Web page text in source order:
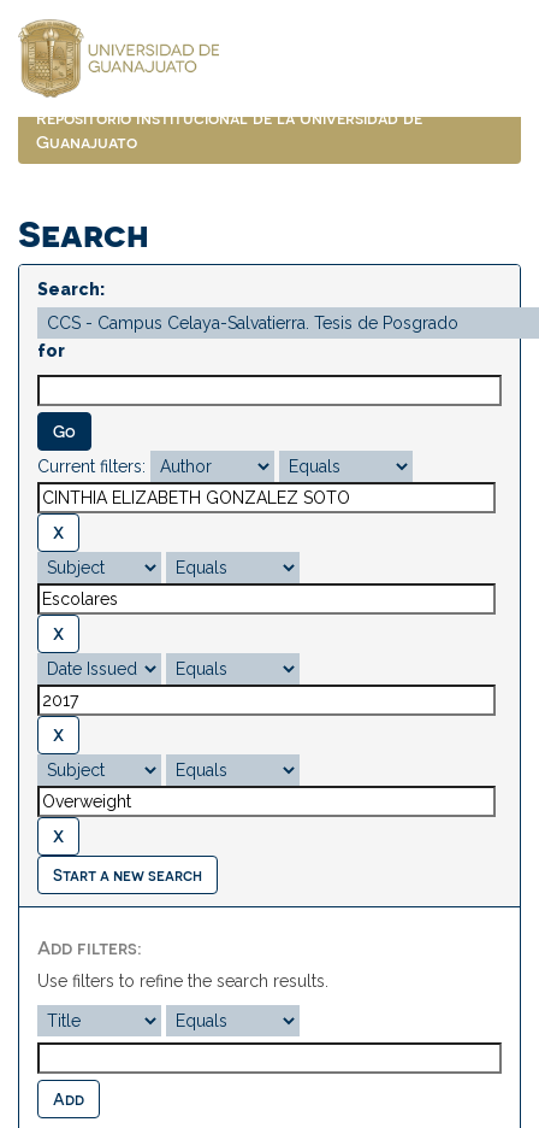
navigation
Repositorio Institucional de la Universidad de
Guanajuato
Search
Search:
for
Current filters:
Start a new search
Add filters:
Use filters to refine the search results.